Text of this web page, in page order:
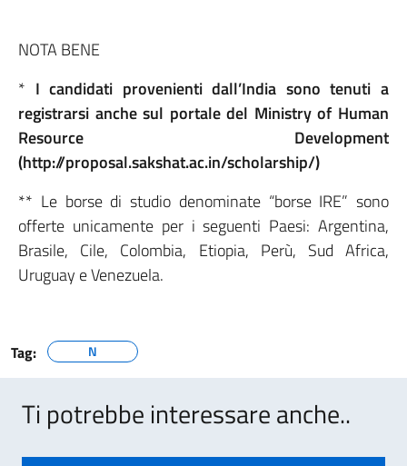
NOTA BENE
* I candidati provenienti dall’India sono tenuti a
registrarsi anche sul portale del Ministry of Human
Resource Development
(http://proposal.sakshat.ac.in/scholarship/)
** Le borse di studio denominate “borse IRE” sono
offerte unicamente per i seguenti Paesi: Argentina,
Brasile, Cile, Colombia, Etiopia, Perù, Sud Africa,
Uruguay e Venezuela.
Tag: N
Ti potrebbe interessare anche..